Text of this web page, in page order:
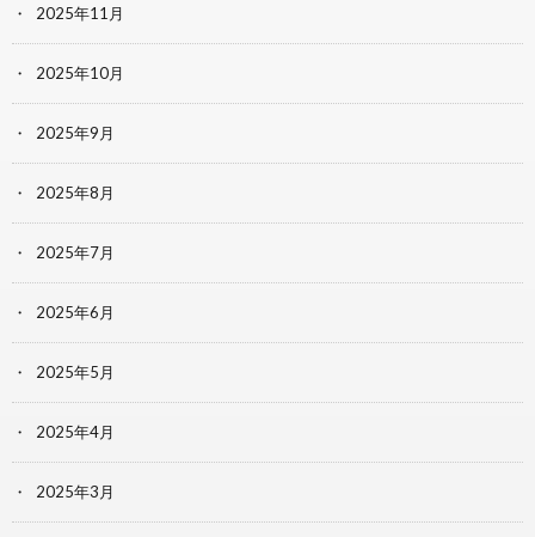
2025年11月
2025年10月
2025年9月
2025年8月
2025年7月
2025年6月
2025年5月
2025年4月
2025年3月